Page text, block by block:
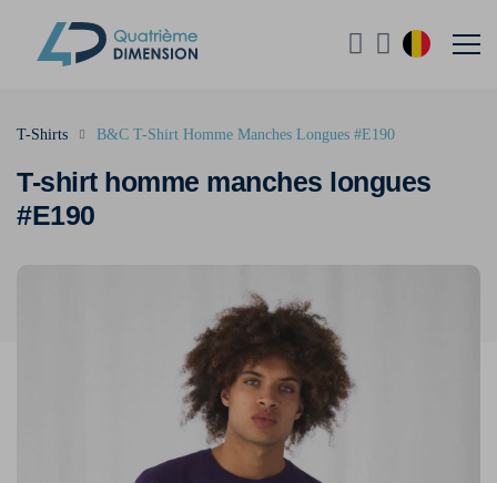
T-shirt homme manches longues
#E190
T-Shirts B&C T-Shirt Homme Manches Longues #E190